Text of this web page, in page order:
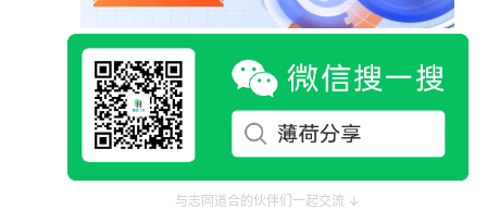
与志同道合的伙伴们一起交流 ↓